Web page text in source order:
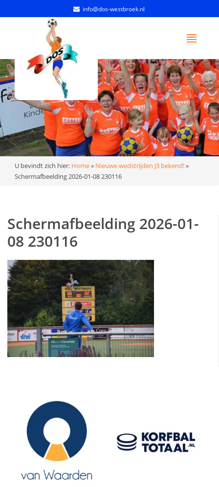
info@dos-westbroek.nl
U bevindt zich hier: Home» Nieuwe wedstrijden J3 bekend!»
Schermafbeelding 2026-01-08 230116
Schermafbeelding 2026-01-
08 230116